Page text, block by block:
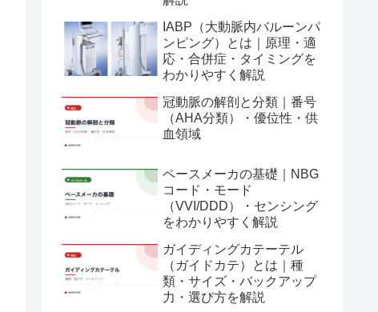
IABP（大動脈内バルーンパ
ンピング）とは｜原理・適
応・合併症・タイミングを
わかりやすく解説
冠動脈の解剖と分類｜番号
（AHA分類）・優位性・供
血領域
ペースメーカの基礎｜NBG
コード・モード
（VVI/DDD）・センシング
をわかりやすく解説
ガイディングカテーテル
（ガイドカテ）とは｜種
類・サイズ・バックアップ
力・選び方を解説